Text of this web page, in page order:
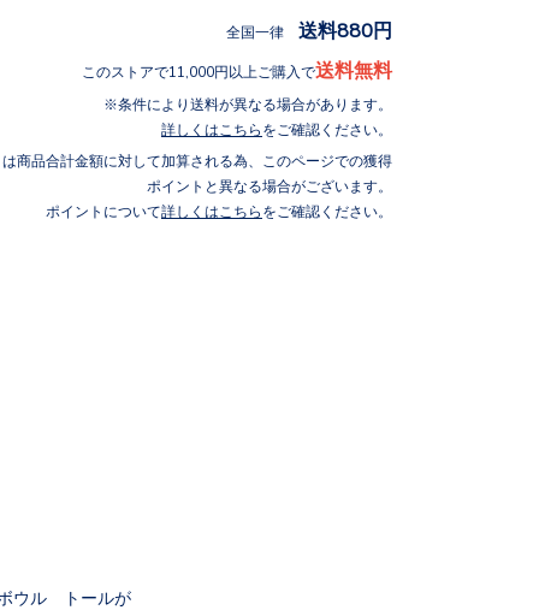
全国一律 送料880円
このストアで11,000円以上ご購入で送料無料
条件により送料が異なる場合があります。
詳しくはこちら をご確認ください。
商品合計金額に対して加算される為、このページでの獲得
ポイントと異なる場合がございます。
ポイントについて詳しくはこちら をご確認ください。
ウル トールが